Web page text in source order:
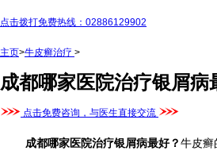
点击拨打免费热线：02886129902
主页>牛皮癣治疗 >
成都哪家医院治疗银屑病
点击免费咨询，与医生直接交流
成都哪家医院治疗银屑病最好？牛皮癣